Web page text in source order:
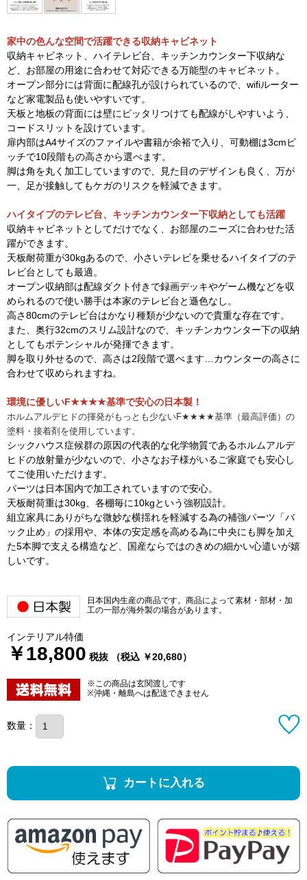
家中の色んな空間で活躍できる収納キャビネット
収納キャビネット、ハイテレビ台、キッチンカウンター下収納な
ど、お部屋の用途に合わせて対応できる万能型のキャビネット。
オープン部分には背面に配線孔が設けられているので、wifiルーター
など家電製品も使いやすいです。
天板と地板の背面には壁にピッタリつけても配線がしやすいよう、
コードスリットを設けています。
扉内部はA4サイズのファイルや書籍が余裕で入り、可動棚は3cmピ
ッチで10段階もの高さから選べます。
脚は角を丸く加工していますので、見た目のデザインも良く、万が
一、足が接触してもケガのリスクを軽減できます。
ハイタイプのテレビ台、キッチンカウンター下収納としても活躍
収納キャビネットとしてだけでなく、お部屋のニーズに合わせた活
躍ができます。
天板耐荷重が30kgあるので、小さいテレビを乗せるハイタイプのテ
レビ台としても最適。
オープン収納部は配線ダクト付きで録画デッキやゲーム機などを収
められるので使い勝手は本家のテレビ台と遜色なし。
高さ80cmのテレビ台はかなり種類が少ないので貴重な存在です。
また、奥行32cmのスリム設計なので、キッチンカウンター下の収納
としてもポテンシャルが発揮できます。
脚を取り外せるので、高さは2段階で選べます…カウンターの高さに
合わせて収められますね。
環境に優しいF★★★★基準で安心の日本製！
ホルムアルデヒドの揮発がもっとも 少ないF★★★★基準（最高評価）の
塗料・接着剤を使用しています。
シックハウス症候群の原因の代表的な化学物質であるホルムアルデ
ヒドの放射量が少ないので、小さなお子様がいるご家庭でも安心し
てご使用いただけます。
パーツは日本国内で加工されていますので安心。
天板耐荷重は30kg、各棚毎に10kgという強靭設計。
組立家具にありがちな微妙な横揺れを軽減する為の補強パーツ「バ
ック止め」の採用や、本体の安定感を高める為に中央にも脚を加え
た5本脚で支える構造など、国産ならではのきめの細かい心遣いが嬉
しいです。
日本国内生産の商品です。商品によって素材・部材・加
工の一部が海外製の場合があります。
インテリアル特価
￥18,800 税抜 （税込 ￥20,680）
※この商品は玄関渡しです
※沖縄・離島へは配送できません
数量：
カートに入れる